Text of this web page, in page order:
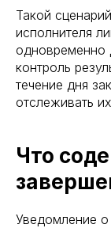
Такой
исполнителя
одновременно
контроль
течение дня
отслеживать
Что
Уведомление